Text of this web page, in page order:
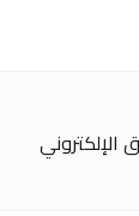
الإلكتروني